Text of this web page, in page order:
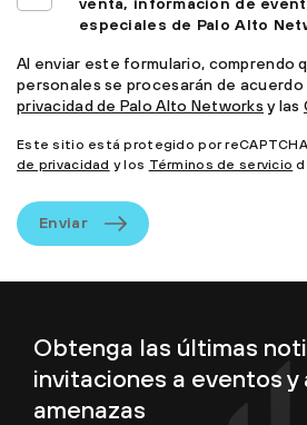
especiales de Palo Alto
Al enviar este formulario, comprendo
personales se procesarán de
privacidad de Palo Alto Networks y las
Este sitio está protegido por
de privacidad y los Términos de servicio
Enviar
Obtenga las últimas
invitaciones a eventos
amenazas